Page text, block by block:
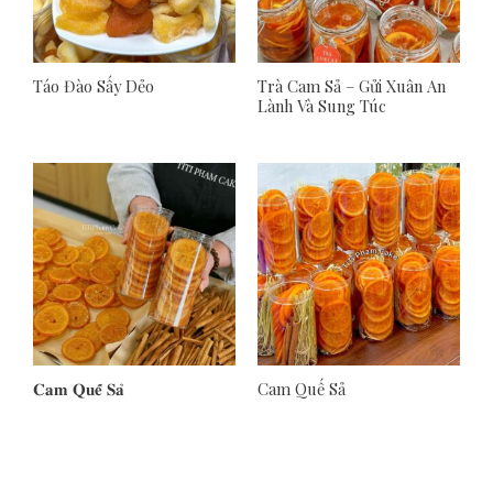
Táo Đào Sấy Dẻo
Trà Cam Sả – Gửi Xuân An
Lành Và Sung Túc
𝐂𝐚𝐦 𝐐𝐮𝐞̂́ 𝐒𝐚̉ Cam Quế Sả